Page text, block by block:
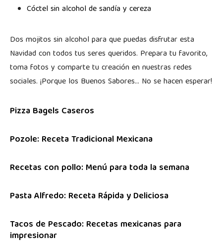
Cóctel sin alcohol de sandía y cereza
Dos mojitos sin alcohol para que puedas disfrutar esta
Navidad con todos tus seres queridos. Prepara tu favorito,
toma fotos y comparte tu creación en nuestras redes
sociales. ¡Porque los Buenos Sabores… No se hacen esperar!
Pizza Bagels Caseros
Pozole: Receta Tradicional Mexicana
Recetas con pollo: Menú para toda la semana
Pasta Alfredo: Receta Rápida y Deliciosa
Tacos de Pescado: Recetas mexicanas para
impresionar